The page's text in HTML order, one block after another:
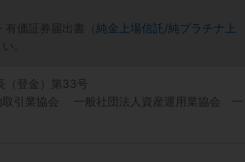
価証券届出書（ 純金上場信託 /純プラチナ上
。
（登金）第33号
取引業協会 一般社団法人資産運用業協会 一